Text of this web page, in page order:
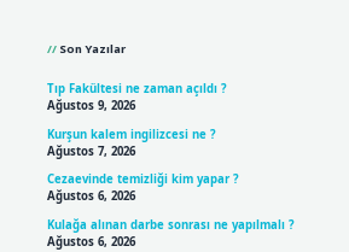
Son Yazılar
Tıp Fakültesi ne zaman açıldı ?
Ağustos 9, 2026
Kurşun kalem ingilizcesi ne ?
Ağustos 7, 2026
Cezaevinde temizliği kim yapar ?
Ağustos 6, 2026
Kulağa alınan darbe sonrası ne yapılmalı ?
Ağustos 6, 2026